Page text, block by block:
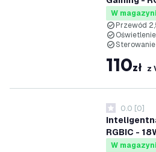
W
Przewód
110zł z
RGBIC -
0 Gwiazdki
0.0 [0]
W